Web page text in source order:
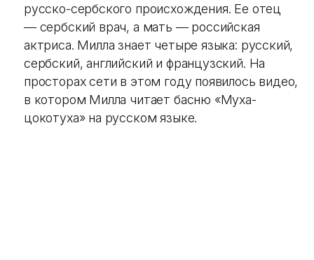
русско-сербского происхождения. Ее отец
— сербский врач, а мать — российская
актриса. Милла знает четыре языка: русский,
сербский, английский и французский. На
просторах сети в этом году появилось видео,
в котором Милла читает басню «Муха-
цокотуха» на русском языке.